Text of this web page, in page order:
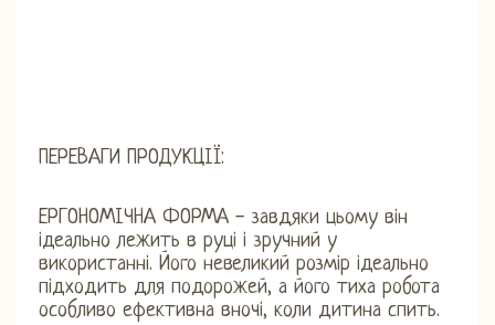
ПЕРЕВАГИ ПРОДУКЦІЇ:
ЕРГОНОМІЧНА ФОРМА - завдяки цьому він
ідеально лежить в руці і зручний у
використанні. Його невеликий розмір ідеально
підходить для подорожей, а його тиха робота
особливо ефективна вночі, коли дитина спить.